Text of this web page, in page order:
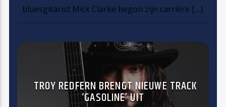
bluesgitarist Mick Clarke begon zijn carrière […]
TROY REDFERN BRENGT NIEUWE TRACK
‘GASOLINE’ UIT